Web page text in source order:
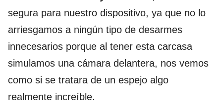
segura para nuestro dispositivo, ya que no lo
arriesgamos a ningún tipo de desarmes
innecesarios porque al tener esta carcasa
simulamos una cámara delantera, nos vemos
como si se tratara de un espejo algo
realmente increíble.